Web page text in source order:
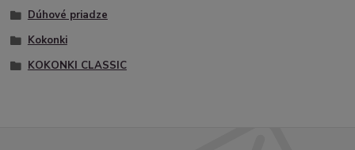
Dúhové priadze
Kokonki
KOKONKI CLASSIC